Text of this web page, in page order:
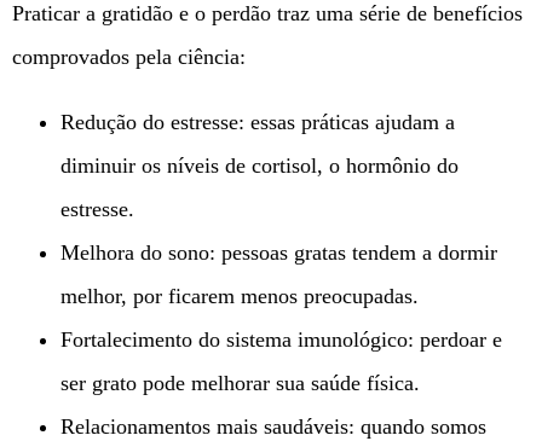
Praticar a gratidão e o perdão traz uma série de benefícios
comprovados pela ciência:
Redução do estresse: essas práticas ajudam a
diminuir os níveis de cortisol, o hormônio do
estresse.
Melhora do sono: pessoas gratas tendem a dormir
melhor, por ficarem menos preocupadas.
Fortalecimento do sistema imunológico: perdoar e
ser grato pode melhorar sua saúde física.
Relacionamentos mais saudáveis: quando somos